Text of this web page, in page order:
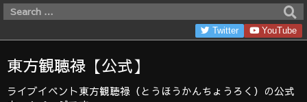
東方観聴禄【公式】
ライブイベント東方観聴禄（とうほうかんちょうろく）の公式
Twitter YouTube